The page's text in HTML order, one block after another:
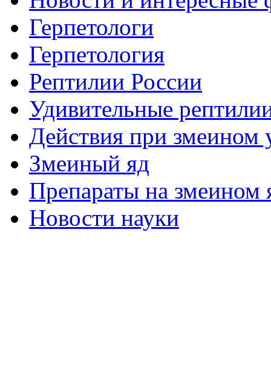
Герпетологи
Герпетология
Рептилии России
Удивительные
Действия при змеином
Змеиный яд
Препараты на змеином
Новости науки